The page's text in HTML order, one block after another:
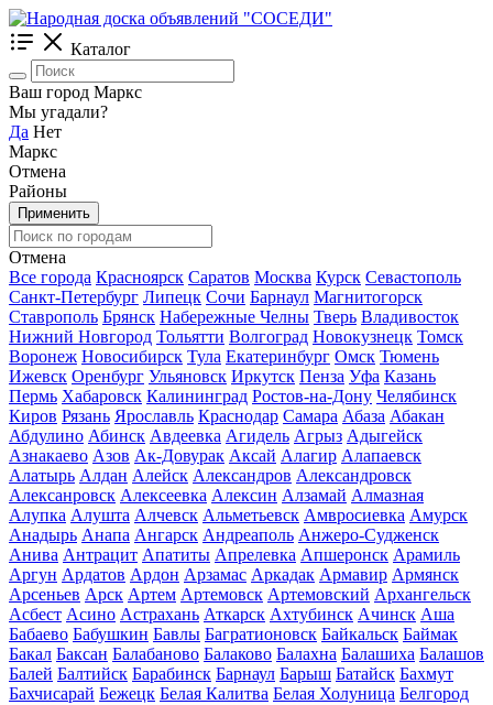
Каталог
Ваш город Маркс
Мы угадали?
Да Нет
Маркс
Отмена
Районы
Применить
Отмена
Все города Красноярск Саратов Москва Курск Севастополь
Санкт-Петербург Липецк Сочи Барнаул Магнитогорск
Ставрополь Брянск Набережные Челны Тверь Владивосток
Нижний Новгород Тольятти Волгоград Новокузнецк Томск
Воронеж Новосибирск Тула Екатеринбург Омск Тюмень
Ижевск Оренбург Ульяновск Иркутск Пенза Уфа Казань
Пермь Хабаровск Калининград Ростов-на-Дону Челябинск
Киров Рязань Ярославль Краснодар Самара Абаза Абакан
Абдулино Абинск Авдеевка Агидель Агрыз Адыгейск
Азнакаево Азов Ак-Довурак Аксай Алагир Алапаевск
Алатырь Алдан Алейск Александров Александровск
Алексанровск Алексеевка Алексин Алзамай Алмазная
Алупка Алушта Алчевск Альметьевск Амвросиевка Амурск
Анадырь Анапа Ангарск Андреаполь Анжеро-Судженск
Анива Антрацит Апатиты Апрелевка Апшеронск Арамиль
Аргун Ардатов Ардон Арзамас Аркадак Армавир Армянск
Арсеньев Арск Артем Артемовск Артемовский Архангельск
Асбест Асино Астрахань Аткарск Ахтубинск Ачинск Аша
Бабаево Бабушкин Бавлы Багратионовск Байкальск Баймак
Бакал Баксан Балабаново Балаково Балахна Балашиха Балашов
Балей Балтийск Барабинск Барнаул Барыш Батайск Бахмут
Бахчисарай Бежецк Белая Калитва Белая Холуница Белгород